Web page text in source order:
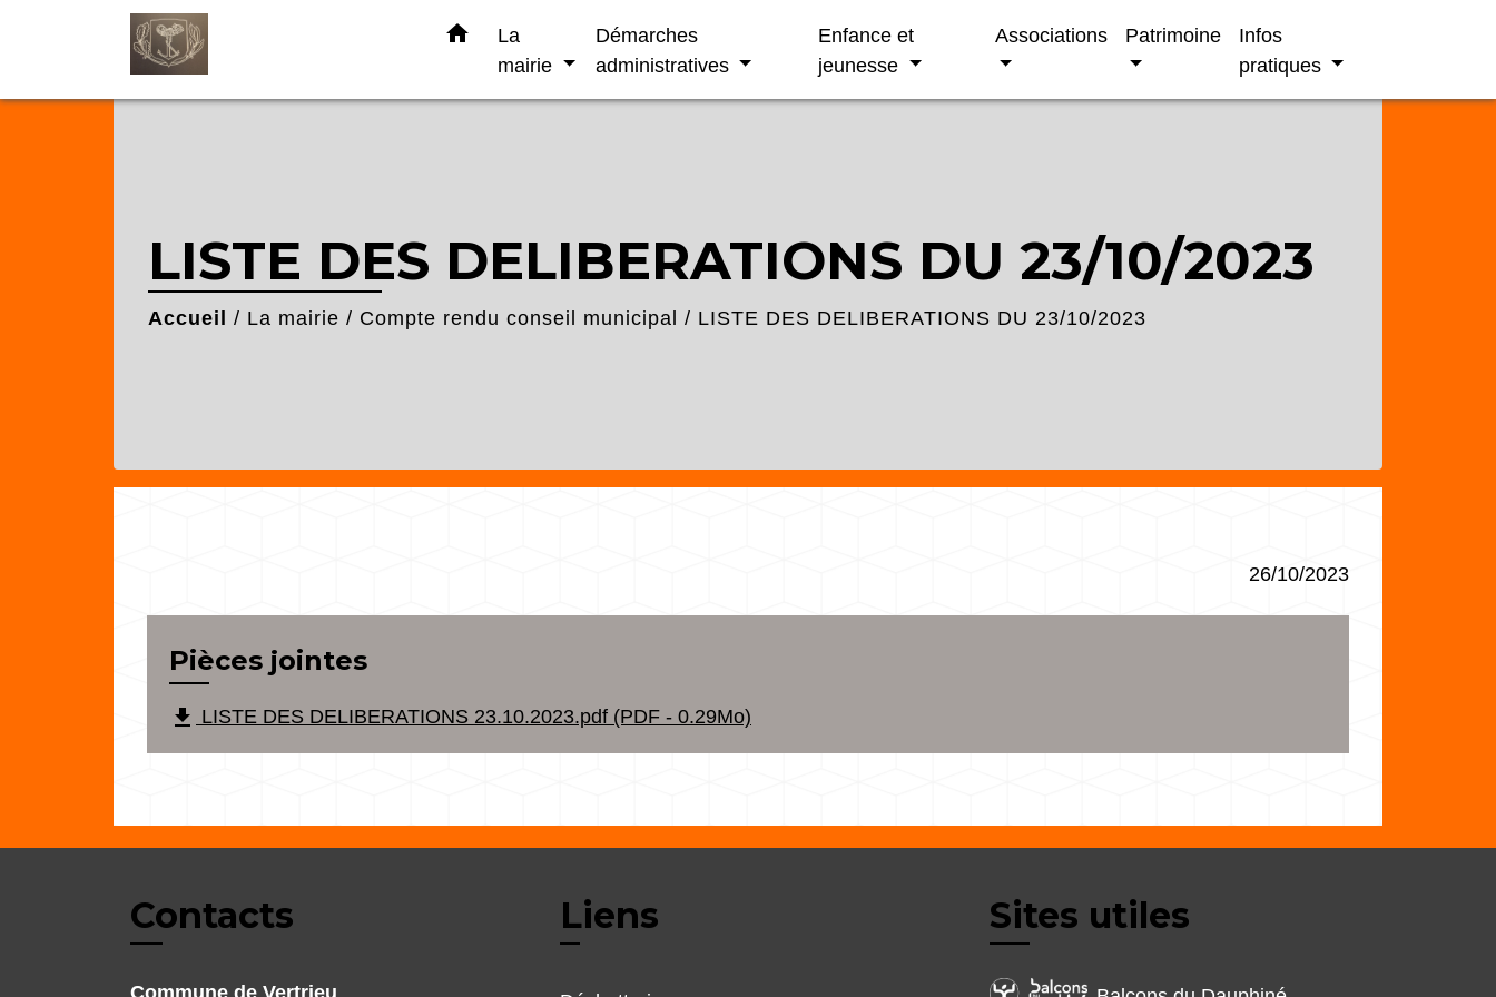
home
La
mairie
Démarches
administratives
Enfance et
jeunesse
Associations Patrimoine
Infos
pratiques
LISTE DES DELIBERATIONS DU 23/10/2023
Accueil / La mairie / Compte rendu conseil municipal / LISTE DES DELIBERATIONS DU 23/10/2023
26/10/2023
Pièces jointes
file_download LISTE DES DELIBERATIONS 23.10.2023.pdf (PDF - 0.29Mo)
Contacts Liens Sites utiles